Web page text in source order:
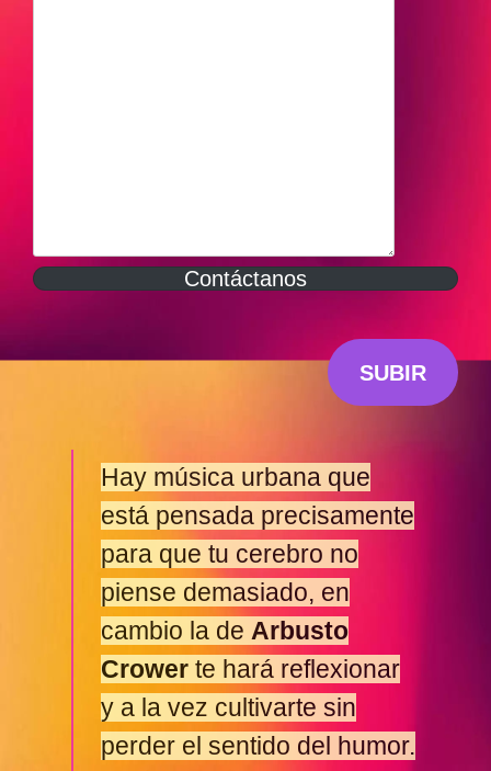
Contáctanos
SUBIR
Hay música urbana que
está pensada precisamente
para que tu cerebro no
piense demasiado, en
cambio la deArbusto
Crower te hará reflexionar
y a la vez cultivarte sin
perder el sentido del humor.